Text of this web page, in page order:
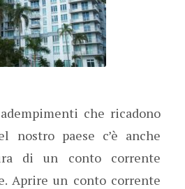
che ricadono
nostro paese c’è anche
di un conto corrente
Aprire un conto corrente